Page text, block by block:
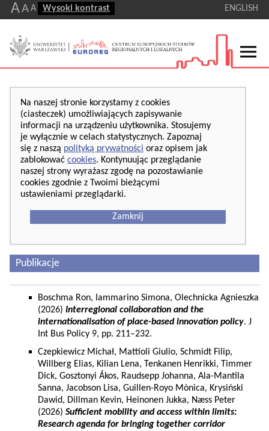
AA A Wysoki kontrast ENGLISH
Na naszej stronie korzystamy z cookies
(ciasteczek) umożliwiających zapisywanie
informacji na urządzeniu użytkownika. Stosujemy
je wyłącznie w celach statystycznych. Zapoznaj
się z naszą polityką prywatności oraz opisem jak
zablokować cookies. Kontynuując przeglądanie
naszej strony wyrażasz zgodę na pozostawianie
cookies zgodnie z Twoimi bieżącymi
ustawieniami przeglądarki.
Zamknij
Publikacje
Boschma Ron, Iammarino Simona, Olechnicka Agnieszka
(2026) Interregional collaboration and the
internationalisation of place-based innovation policy. J
Int Bus Policy 9, pp. 211–232.
Czepkiewicz Michał, Mattioli Giulio, Schmidt Filip,
Willberg Elias, Kilian Lena, Tenkanen Henrikki, Timmer
Dick, Gosztonyi Ákos, Raudsepp Johanna, Ala-Mantila
Sanna, Jacobson Lisa, Guillen-Royo Mònica, Krysiński
Dawid, Dillman Kevin, Heinonen Jukka, Næss Peter
(2026) Sufficient mobility and access within limits:
Research agenda for bringing together corridor